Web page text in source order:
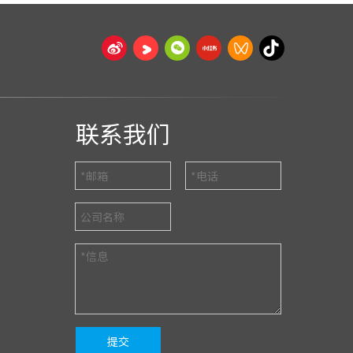
联系我们
提交